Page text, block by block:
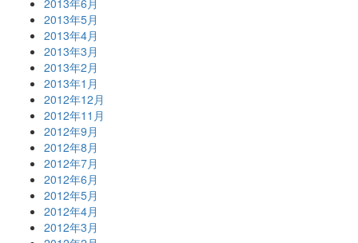
2013年5月
2013年4月
2013年3月
2013年2月
2013年1月
2012年12月
2012年11月
2012年9月
2012年8月
2012年7月
2012年6月
2012年5月
2012年4月
2012年3月